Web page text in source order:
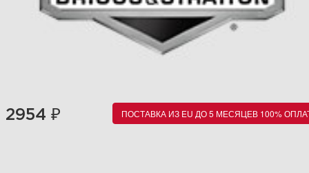
2954 ₽ ПОСТАВКА ИЗ EU ДО 5 МЕСЯЦЕВ 100%